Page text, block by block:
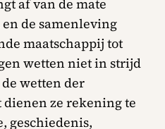
af van de mate
de samenleving
maatschappij tot
wetten niet in strijd
wetten der
dienen ze rekening te
geschiedenis,